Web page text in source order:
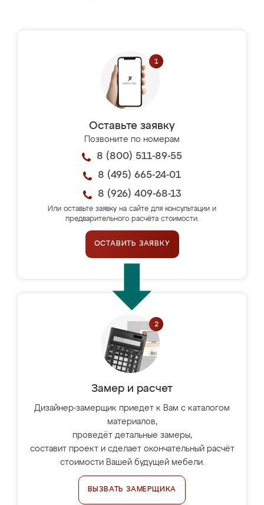
Оставьте заявку
Позвоните по номерам
8 (800) 511-89-55
8 (495) 665-24-01
8 (926) 409-68-13
Или оставьте заявку на сайте для консультации и
предварительного расчёта стоимости.
ОСТАВИТЬ ЗАЯВКУ
Замер и расчет
Дизайнер-замерщик приедет к Вам с каталогом
материалов,
проведёт детальные замеры,
составит проект и сделает окончательный расчёт
стоимости Вашей будущей мебели.
ВЫЗВАТЬ ЗАМЕРЩИКА